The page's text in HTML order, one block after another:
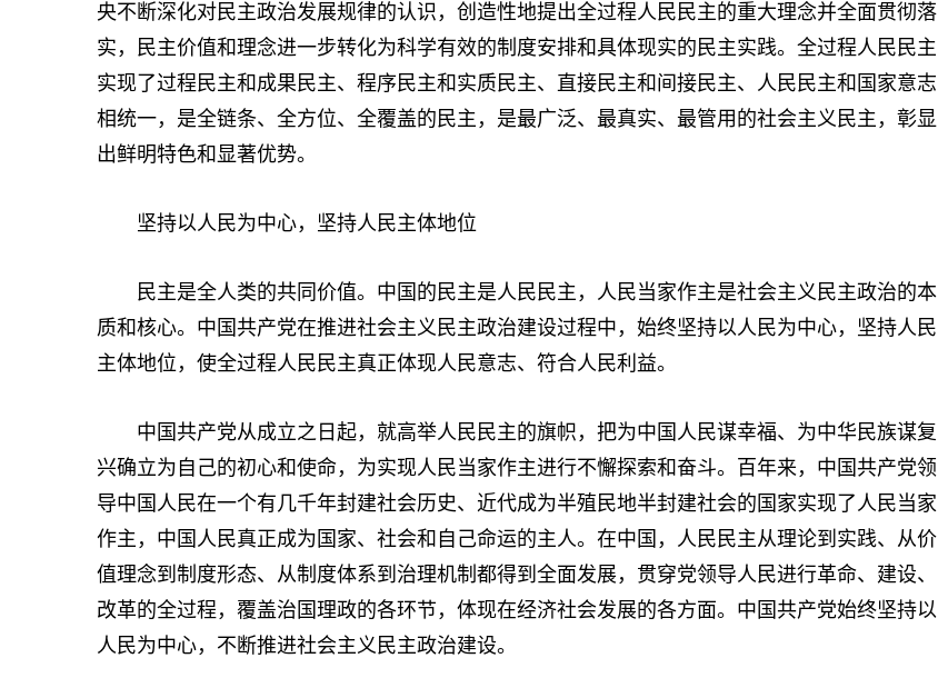
央不断深化对民主政治发展规律的认识，创造性地提出全过程人民民主的重大理念并全面贯彻落
实，民主价值和理念进一步转化为科学有效的制度安排和具体现实的民主实践。全过程人民民主
实现了过程民主和成果民主、程序民主和实质民主、直接民主和间接民主、人民民主和国家意志
相统一，是全链条、全方位、全覆盖的民主，是最广泛、最真实、最管用的社会主义民主，彰显
出鲜明特色和显著优势。
坚持以人民为中心，坚持人民主体地位
民主是全人类的共同价值。中国的民主是人民民主，人民当家作主是社会主义民主政治的本
质和核心。中国共产党在推进社会主义民主政治建设过程中，始终坚持以人民为中心，坚持人民
主体地位，使全过程人民民主真正体现人民意志、符合人民利益。
中国共产党从成立之日起，就高举人民民主的旗帜，把为中国人民谋幸福、为中华民族谋复
兴确立为自己的初心和使命，为实现人民当家作主进行不懈探索和奋斗。百年来，中国共产党领
导中国人民在一个有几千年封建社会历史、近代成为半殖民地半封建社会的国家实现了人民当家
作主，中国人民真正成为国家、社会和自己命运的主人。在中国，人民民主从理论到实践、从价
值理念到制度形态、从制度体系到治理机制都得到全面发展，贯穿党领导人民进行革命、建设、
改革的全过程，覆盖治国理政的各环节，体现在经济社会发展的各方面。中国共产党始终坚持以
人民为中心，不断推进社会主义民主政治建设。